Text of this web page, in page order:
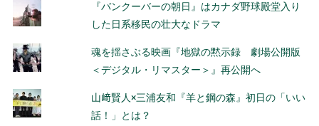
『バンクーバーの朝日』はカナダ野球殿堂入り
した日系移民の壮大なドラマ
魂を揺さぶる映画『地獄の黙示録 劇場公開版
＜デジタル・リマスター＞』再公開へ
山﨑賢人×三浦友和『羊と鋼の森』初日の「いい
話！」とは？